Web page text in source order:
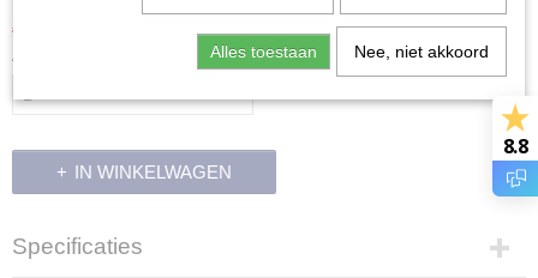
€ 63,00 (inclusief btw 21%)
Aantal
IN WINKELWAGEN
Specificaties
8.8
Alles toestaan Nee, niet akkoord